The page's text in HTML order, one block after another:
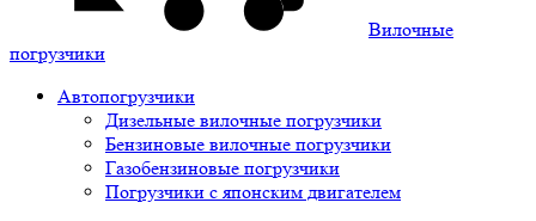
Вилочные
погрузчики
Автопогрузчики
Дизельные вилочные погрузчики
Бензиновые вилочные погрузчики
Газобензиновые погрузчики
Погрузчики с японским двигателем